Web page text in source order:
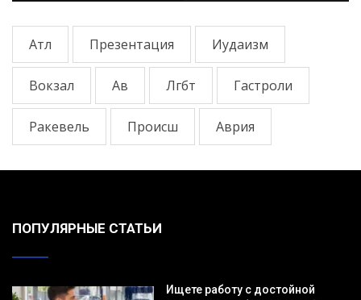
Атл Презентация Иудаизм
Вокзал Ав Лгбт Гастроли
Ракевель Происш Аврия
ПОПУЛЯРНЫЕ СТАТЬИ
Ищете работу с достойной